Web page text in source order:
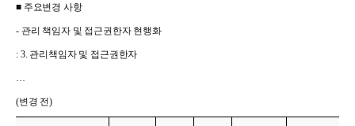
■ 주요변경 사항
- 관리 책임자 및 접근권한자 현행화
: 3. 관리책임자 및 접근권한자
(변경 전)